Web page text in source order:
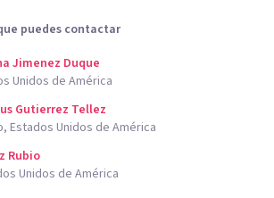
puedes contactar
Jimenez Duque
Unidos de América
Gutierrez Tellez
Estados Unidos de América
Rubio
Unidos de América